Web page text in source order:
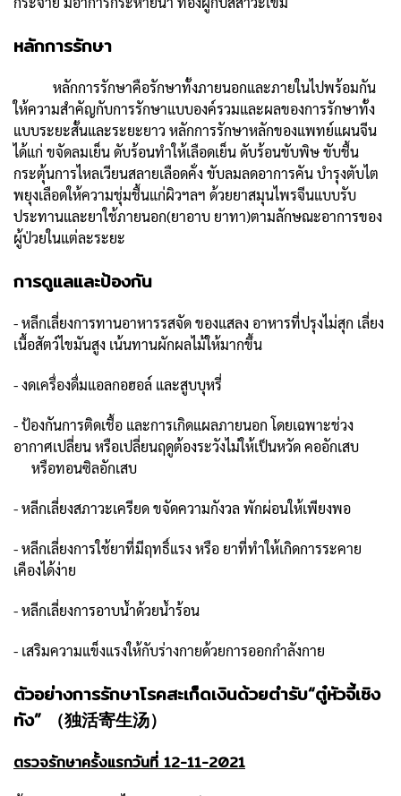
หลักการรักษา
หลักการรักษาคือรักษาทั้งภายนอกและภายในไปพร้อมกัน
ให้ความสำคัญกับการรักษาแบบองค์รวมและผลของการรักษาทั้ง
แบบระยะสั้นและระยะยาว หลักการรักษาหลักของแพทย์แผนจีน
ได้แก่ ขจัดลมเย็น ดับร้อนทำให้เลือดเย็น ดับร้อนขับพิษ ขับชื้น
กระตุ้นการไหลเวียนสลายเลือดคั่ง ขับลมลดอาการคัน บำรุงตับไต
พยุงเลือดให้ความชุ่มชื้นแก่ผิวฯลฯ ด้วยยาสมุนไพรจีนแบบรับ
ประทานและยาใช้ภายนอก(ยาอาบ ยาทา)ตามลักษณะอาการของ
ผู้ป่วยในแต่ละระยะ
การดูแลและป้องกัน
- หลีกเลี่ยงการทานอาหารรสจัด ของแสลง อาหารที่ปรุงไม่สุก เลี่ยง
เนื้อสัตว์ไขมันสูง เน้นทานผักผลไม้ให้มากขึ้น
- งดเครื่องดื่มแอลกอฮอล์ และสูบบุหรี่
- ป้องกันการติดเชื้อ และการเกิดแผลภายนอก โดยเฉพาะช่วง
อากาศเปลี่ยน หรือเปลี่ยนฤดูต้องระวังไม่ให้เป็นหวัด คออักเสบ
หรือทอนซิลอักเสบ
- หลีกเลี่ยงสภาวะเครียด ขจัดความกังวล พักผ่อนให้เพียงพอ
- หลีกเลี่ยงการใช้ยาที่มีฤทธิ์แรง หรือ ยาที่ทำให้เกิดการระคาย
เคืองได้ง่าย
- หลีกเลี่ยงการอาบน้ำด้วยน้ำร้อน
- เสริมความแข็งแรงให้กับร่างกายด้วยการออกกำลังกาย
ตัวอย่างการรักษาโรคสะเก็ดเงินด้วยตำรับ“ตู๋หัวจี้เซิง
ทัง” （独活寄生汤）
ตรวจรักษาครั้งแรกวันที่ 12-11-2021